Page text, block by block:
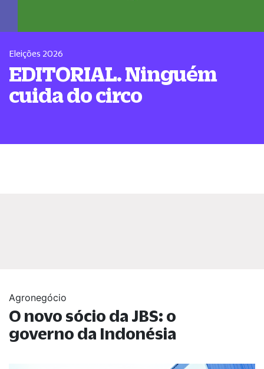
Eleições 2026
EDITORIAL. Ninguém
cuida do circo
Agronegócio
O novo sócio da JBS: o
governo da Indonésia